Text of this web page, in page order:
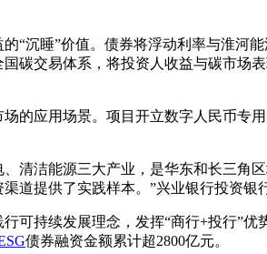
“沉睡”价值。债券将浮动利率与淮河
碳交易体系，将投资人收益与碳市场
的应用场景。项目开立数字人民币专
清洁能源三大产业，是华东和长三角
道提供了实践样本。”兴业银行投资银
可持续发展理念，发挥“商行+投行”优
债券融资金额累计超2800亿元。